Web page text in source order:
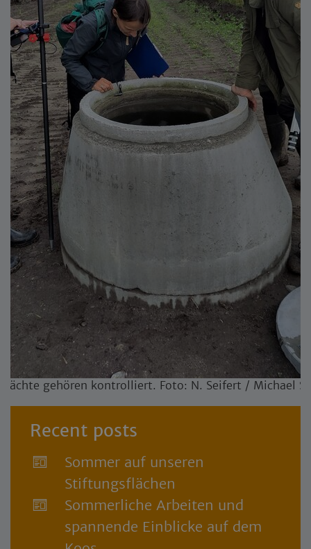
gehören kontrolliert. Foto: N. Seifert / Michael
Recent posts
Sommer auf unseren
Stiftungsflächen
Sommerliche Arbeiten und
spannende Einblicke auf dem